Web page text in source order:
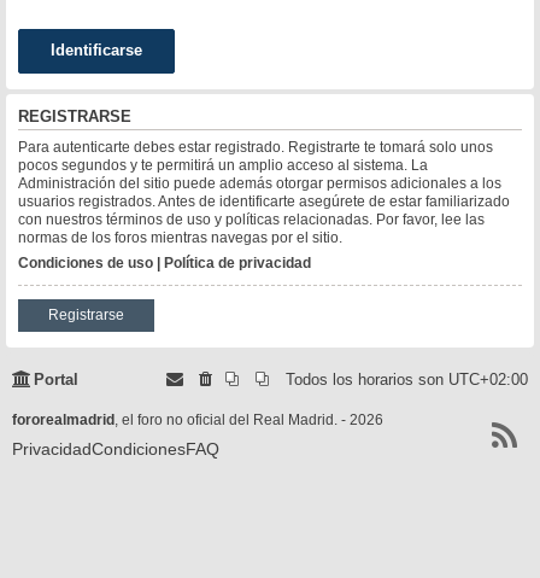
REGISTRARSE
Para autenticarte debes estar registrado. Registrarte te tomará solo unos
pocos segundos y te permitirá un amplio acceso al sistema. La
Administración del sitio puede además otorgar permisos adicionales a los
usuarios registrados. Antes de identificarte asegúrete de estar familiarizado
con nuestros términos de uso y políticas relacionadas. Por favor, lee las
normas de los foros mientras navegas por el sitio.
Condiciones de uso | Política de privacidad
Registrarse
Portal Todos los horarios son UTC+02:00
fororealmadrid , el foro no oficial del Real Madrid. - 2026
PrivacidadCondicionesFAQ